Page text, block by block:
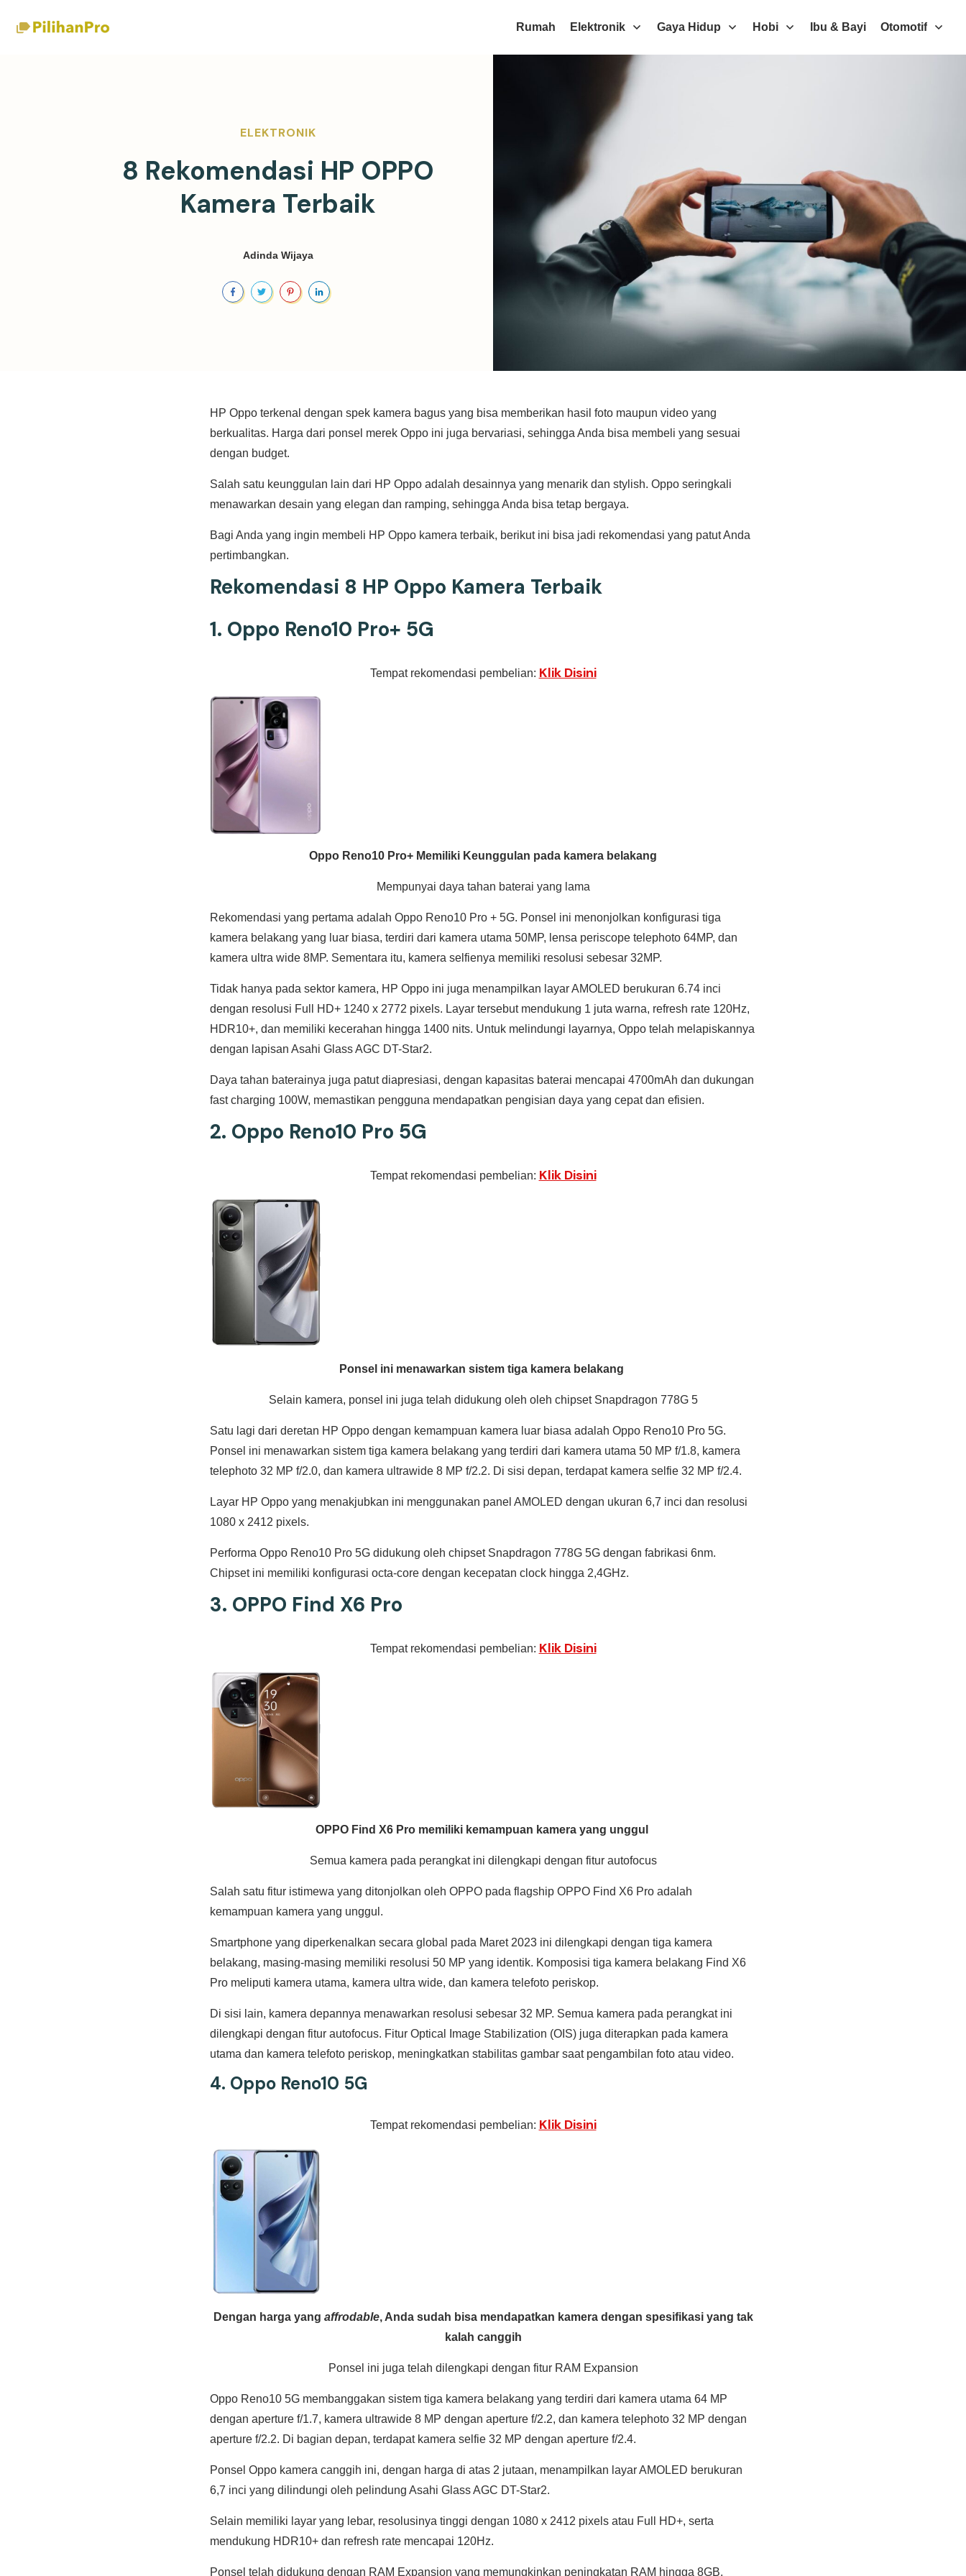
Rumah Elektronik Gaya Hidup Hobi Ibu & Bayi Otomotif
ELEKTRONIK
8 Rekomendasi HP OPPO
Kamera Terbaik
Adinda Wijaya
HP Oppo terkenal dengan spek kamera bagus yang bisa memberikan hasil foto maupun video yang
berkualitas. Harga dari ponsel merek Oppo ini juga bervariasi, sehingga Anda bisa membeli yang sesuai
dengan budget.
Salah satu keunggulan lain dari HP Oppo adalah desainnya yang menarik dan stylish. Oppo seringkali
menawarkan desain yang elegan dan ramping, sehingga Anda bisa tetap bergaya.
Bagi Anda yang ingin membeli HP Oppo kamera terbaik, berikut ini bisa jadi rekomendasi yang patut Anda
pertimbangkan.
Rekomendasi 8 HP Oppo Kamera Terbaik
1. Oppo Reno10 Pro+ 5G
Tempat rekomendasi pembelian: Klik Disini
Oppo Reno10 Pro+ Memiliki Keunggulan pada kamera belakang
Mempunyai daya tahan baterai yang lama
Rekomendasi yang pertama adalah Oppo Reno10 Pro + 5G. Ponsel ini menonjolkan konfigurasi tiga
kamera belakang yang luar biasa, terdiri dari kamera utama 50MP, lensa periscope telephoto 64MP, dan
kamera ultra wide 8MP. Sementara itu, kamera selfienya memiliki resolusi sebesar 32MP.
Tidak hanya pada sektor kamera, HP Oppo ini juga menampilkan layar AMOLED berukuran 6.74 inci
dengan resolusi Full HD+ 1240 x 2772 pixels. Layar tersebut mendukung 1 juta warna, refresh rate 120Hz,
HDR10+, dan memiliki kecerahan hingga 1400 nits. Untuk melindungi layarnya, Oppo telah melapiskannya
dengan lapisan Asahi Glass AGC DT-Star2.
Daya tahan baterainya juga patut diapresiasi, dengan kapasitas baterai mencapai 4700mAh dan dukungan
fast charging 100W, memastikan pengguna mendapatkan pengisian daya yang cepat dan efisien.
2. Oppo Reno10 Pro 5G
Tempat rekomendasi pembelian: Klik Disini
Ponsel ini menawarkan sistem tiga kamera belakang
Selain kamera, ponsel ini juga telah didukung oleh oleh chipset Snapdragon 778G 5
Satu lagi dari deretan HP Oppo dengan kemampuan kamera luar biasa adalah Oppo Reno10 Pro 5G.
Ponsel ini menawarkan sistem tiga kamera belakang yang terdiri dari kamera utama 50 MP f/1.8, kamera
telephoto 32 MP f/2.0, dan kamera ultrawide 8 MP f/2.2. Di sisi depan, terdapat kamera selfie 32 MP f/2.4.
Layar HP Oppo yang menakjubkan ini menggunakan panel AMOLED dengan ukuran 6,7 inci dan resolusi
1080 x 2412 pixels.
Performa Oppo Reno10 Pro 5G didukung oleh chipset Snapdragon 778G 5G dengan fabrikasi 6nm.
Chipset ini memiliki konfigurasi octa-core dengan kecepatan clock hingga 2,4GHz.
3. OPPO Find X6 Pro
Tempat rekomendasi pembelian: Klik Disini
OPPO Find X6 Pro memiliki kemampuan kamera yang unggul
Semua kamera pada perangkat ini dilengkapi dengan fitur autofocus
Salah satu fitur istimewa yang ditonjolkan oleh OPPO pada flagship OPPO Find X6 Pro adalah
kemampuan kamera yang unggul.
Smartphone yang diperkenalkan secara global pada Maret 2023 ini dilengkapi dengan tiga kamera
belakang, masing-masing memiliki resolusi 50 MP yang identik. Komposisi tiga kamera belakang Find X6
Pro meliputi kamera utama, kamera ultra wide, dan kamera telefoto periskop.
Di sisi lain, kamera depannya menawarkan resolusi sebesar 32 MP. Semua kamera pada perangkat ini
dilengkapi dengan fitur autofocus. Fitur Optical Image Stabilization (OIS) juga diterapkan pada kamera
utama dan kamera telefoto periskop, meningkatkan stabilitas gambar saat pengambilan foto atau video.
4. Oppo Reno10 5G
Tempat rekomendasi pembelian: Klik Disini
Dengan harga yang affrodable, Anda sudah bisa mendapatkan kamera dengan spesifikasi yang tak
kalah canggih
Ponsel ini juga telah dilengkapi dengan fitur RAM Expansion
Oppo Reno10 5G membanggakan sistem tiga kamera belakang yang terdiri dari kamera utama 64 MP
dengan aperture f/1.7, kamera ultrawide 8 MP dengan aperture f/2.2, dan kamera telephoto 32 MP dengan
aperture f/2.2. Di bagian depan, terdapat kamera selfie 32 MP dengan aperture f/2.4.
Ponsel Oppo kamera canggih ini, dengan harga di atas 2 jutaan, menampilkan layar AMOLED berukuran
6,7 inci yang dilindungi oleh pelindung Asahi Glass AGC DT-Star2.
Selain memiliki layar yang lebar, resolusinya tinggi dengan 1080 x 2412 pixels atau Full HD+, serta
mendukung HDR10+ dan refresh rate mencapai 120Hz.
Ponsel telah didukung dengan RAM Expansion yang memungkinkan peningkatan RAM hingga 8GB.